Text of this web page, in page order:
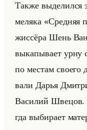
Также
ме­ля­ка «Средняя
жис­сё­ра Шень
вы­ка­пы­ва­ет урну
по ме­стам сво­его
ва­ли Дарья
Ва­си­лий Шве­цов.
гда вы­би­ра­ет